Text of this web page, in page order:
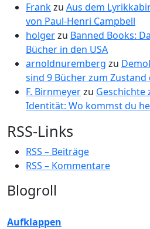
Frankzu Aus dem
von Paul-Henri Campbell
holgerzu Banned Books:
Bücher in den USA
arnoldnuremberg zu
sind 9 Bücher zum
F. Birnmeyerzu
Identität: Wo kommst du
RSS-Links
RSS – Beiträge
RSS – Kommentare
Blogroll
Aufklappen